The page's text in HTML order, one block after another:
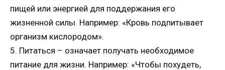
пищей или энергией для поддержания его
жизненной силы. Например: «Кровь подпитывает
организм кислородом».
5. Питаться – означает получать необходимое
питание для жизни. Например: «Чтобы похудеть,